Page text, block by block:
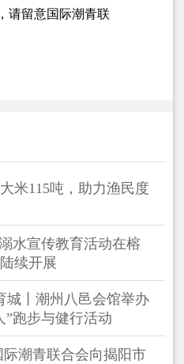
请留意国际潮青联
米115吨，助力渔民度
水宣传教育活动在榕
续开展
城丨潮州八邑会馆举办
”跑步与健行活动
潮青联合会向揭阳市